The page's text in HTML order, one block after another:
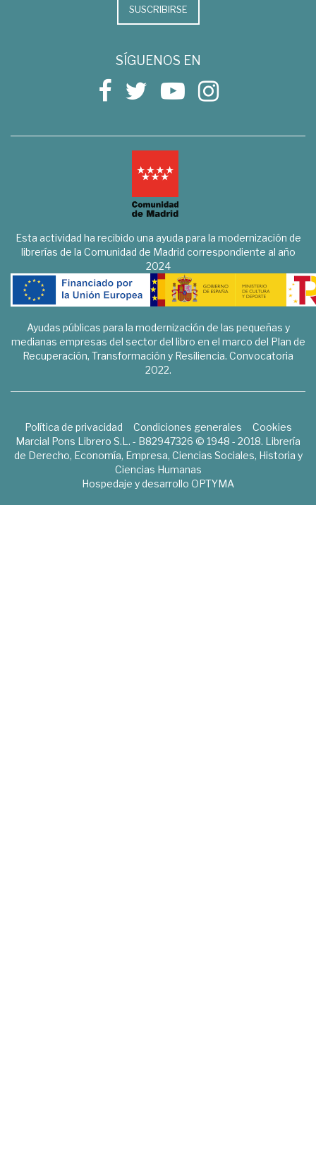
SUSCRIBIRSE
SÍGUENOS EN
Esta actividad ha recibido una ayuda para la modernización de
librerías de la Comunidad de Madrid correspondiente al año
2024
Ayudas públicas para la modernización de las pequeñas y
medianas empresas del sector del libro en el marco del Plan de
Recuperación, Transformación y Resiliencia. Convocatoria
2022.
Política de privacidad Condiciones generales
Cookies
Marcial Pons Librero S.L. - B82947326 © 1948 - 2018. Librería
de Derecho, Economía, Empresa, Ciencias Sociales, Historia y
Ciencias Humanas
Hospedaje y desarrollo OPTYMA